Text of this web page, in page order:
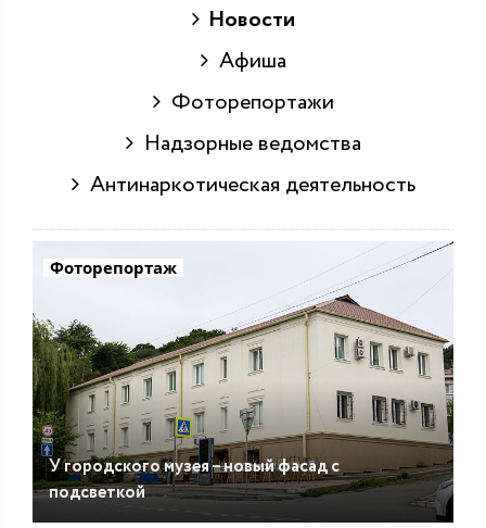
Новости
Афиша
Фоторепортажи
Надзорные ведомства
Антинаркотическая деятельность
Фоторепортаж
У городского музея – новый фасад с
подсветкой